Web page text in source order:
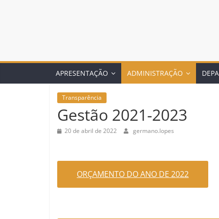
APRESENTAÇÃO ADMINISTRAÇÃO
Transparência
Gestão 2021-2023
20 de abril de 2022 germano.lopes
ORÇAMENTO DO ANO DE 2022